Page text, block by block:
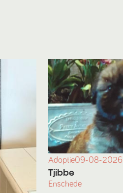
Adoptie09-08-2026
Tjibbe
Enschede